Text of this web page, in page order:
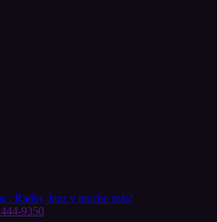
: Radio, Jazz y mucho más!
9350